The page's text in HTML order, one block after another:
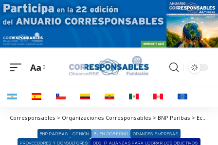
Aa
Corresponsables > Organizaciones Corresponsables > BNP Paribas > Economía circular: el modelo a seguir para ciudadanos y empresas
BNP PARIBAS OPINIÓN BUEN GOBIERNO
GRANDES EMPRESAS
PROVEEDORES Y CONSULTORES
ODS 17 ALIANZAS PARA LOGRAR LOS OBJETIVOS